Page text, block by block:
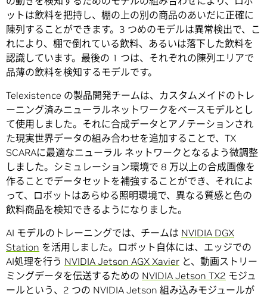
ットは飲料を把持し、棚の上の別の商品のあいだに正確に
陳列することができます。3 つめのモデルは異常検出で、こ
れにより、棚で倒れている飲料、あるいは落下した飲料を
認識しています。最後の 1 つは、それぞれの陳列エリアで
品薄の飲料を検知するモデルです。
Telexistence の製品開発チームは、カスタムメイドのトレ
ーニング済みニューラルネットワークをベースモデルとし
て使用しました。それに合成データとアノテーションされ
た現実世界データの組み合わせを追加することで、TX
SCARAに最適なニューラル ネットワークとなるよう微調整
しました。シミュレーション環境で 8 万以上の合成画像を
作ることでデータセットを補強することができ、それによ
って、ロボットはあらゆる照明環境で、異なる質感と色の
飲料商品を検知できるようになりました。
AI モデルのトレーニングでは、チームは NVIDIA DGX
Station を活用しました。ロボット自体には、エッジでの
AI処理を行う NVIDIA Jetson AGX Xavier と、動画ストリー
ミングデータを伝送するための NVIDIA Jetson TX2 モジュ
ールという、2 つの NVIDIA Jetson 組み込みモジュールが